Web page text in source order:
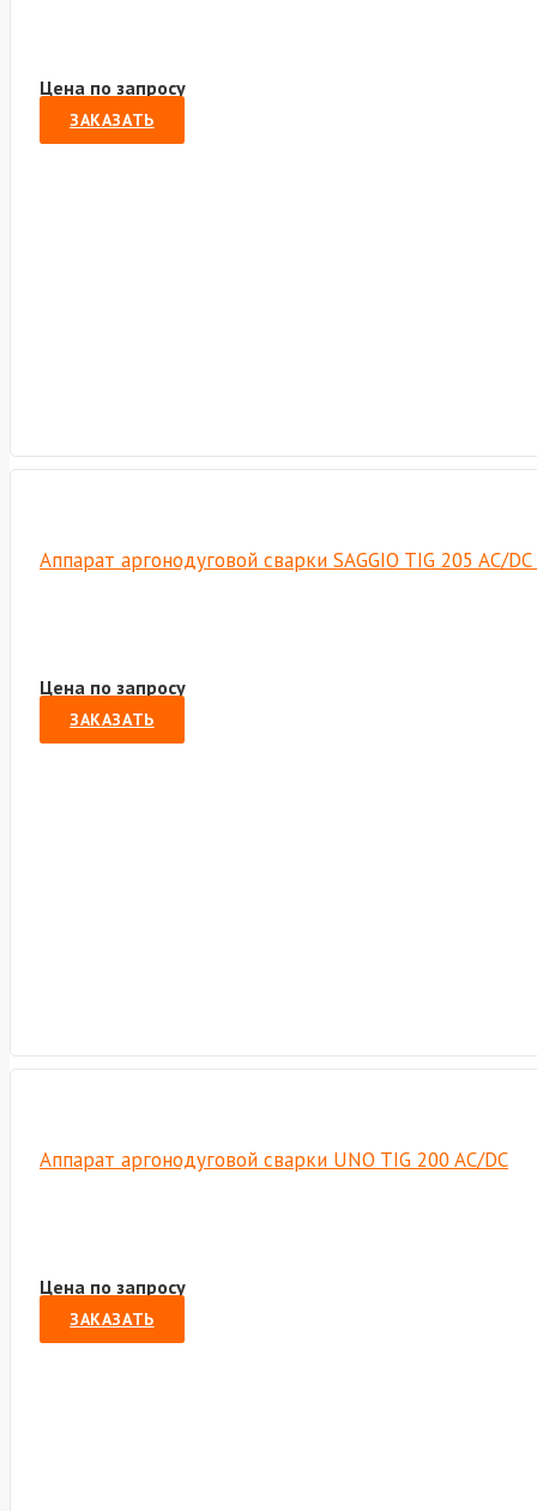
Цена по запросу
ЗАКАЗАТЬ
Аппарат аргонодуговой сварки SAGGIO TIG 205 AC/DC
Цена по запросу
ЗАКАЗАТЬ
Аппарат аргонодуговой сварки UNO TIG 200 AC/DC
Цена по запросу
ЗАКАЗАТЬ